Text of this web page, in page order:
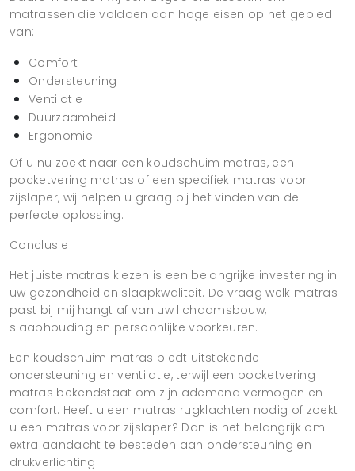
matrassen die voldoen aan hoge eisen op het gebied
van:
Comfort
Ondersteuning
Ventilatie
Duurzaamheid
Ergonomie
Of u nu zoekt naar een koudschuim matras, een
pocketvering matras of een specifiek matras voor
zijslaper, wij helpen u graag bij het vinden van de
perfecte oplossing.
Conclusie
Het juiste matras kiezen is een belangrijke investering in
uw gezondheid en slaapkwaliteit. De vraag welk matras
past bij mij hangt af van uw lichaamsbouw,
slaaphouding en persoonlijke voorkeuren.
Een koudschuim matras biedt uitstekende
ondersteuning en ventilatie, terwijl een pocketvering
matras bekendstaat om zijn ademend vermogen en
comfort. Heeft u een matras rugklachten nodig of zoekt
u een matras voor zijslaper? Dan is het belangrijk om
extra aandacht te besteden aan ondersteuning en
drukverlichting.